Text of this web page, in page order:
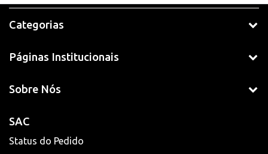
Categorias
Páginas Institucionais
Sobre Nós
SAC
Status do Pedido